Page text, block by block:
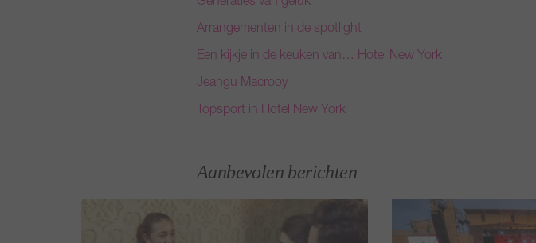
Arrangementen in de spotlight
Een kijkje in de keuken van… Hotel New York
Jeangu Macrooy
Topsport in Hotel New York
Aanbevolen berichten